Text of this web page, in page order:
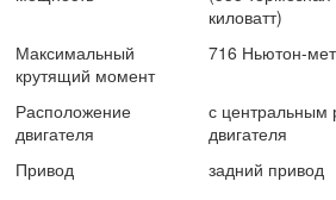
киловатт)
Максимальный
крутящий момент
716 Ньютон-
Расположение
двигателя
с центральным
двигателя
Привод
задний привод